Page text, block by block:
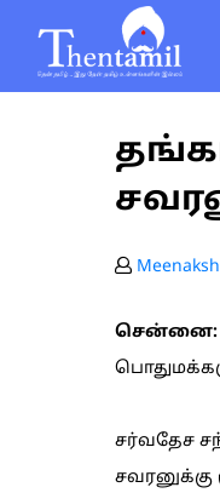
சென்னை:
சர்வதேச